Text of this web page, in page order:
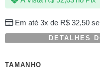
em
de
cliente
Em até 3x de R$32,50
DETALHES
TAMANHO